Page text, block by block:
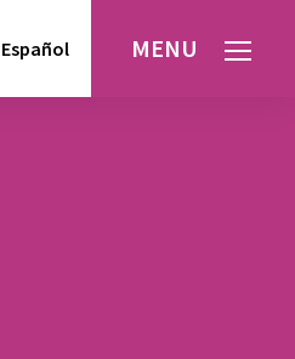
MENU
Español